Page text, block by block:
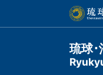
琉球･